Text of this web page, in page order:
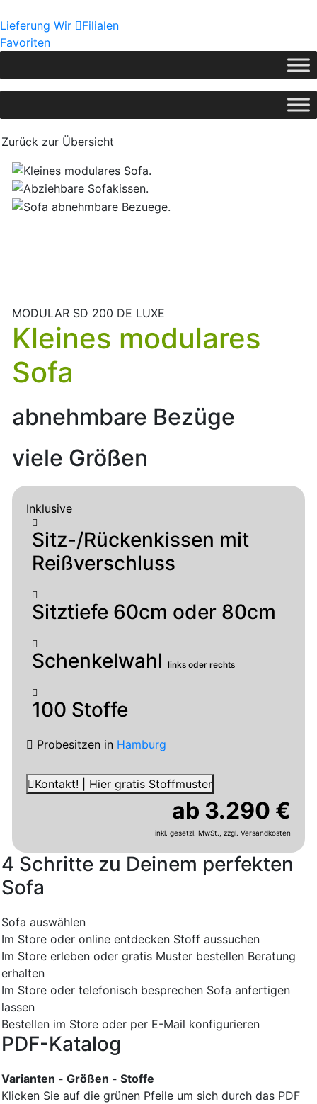
Lieferung Wir
Filialen
Favoriten
Zurück zur Übersicht
MODULAR SD 200 DE LUXE
Kleines modulares
Sofa
abnehmbare Bezüge
viele Größen
Inklusive
Sitz-/Rückenkissen mit
Reißverschluss
Sitztiefe 60cm oder 80cm
Schenkelwahl links oder rechts
100 Stoffe
Probesitzen in Hamburg
Kontakt! | Hier gratis Stoffmuster
ab 3.290 €
inkl. gesetzl. MwSt., zzgl. Versandkosten
4 Schritte zu Deinem perfekten
Sofa
Sofa auswählen
Im Store oder online entdecken Stoff aussuchen
Im Store erleben oder gratis Muster bestellen Beratung
erhalten
Im Store oder telefonisch besprechen Sofa anfertigen
lassen
Bestellen im Store oder per E-Mail konfigurieren
PDF-Katalog
Varianten - Größen - Stoffe
Klicken Sie auf die grünen Pfeile um sich durch das PDF